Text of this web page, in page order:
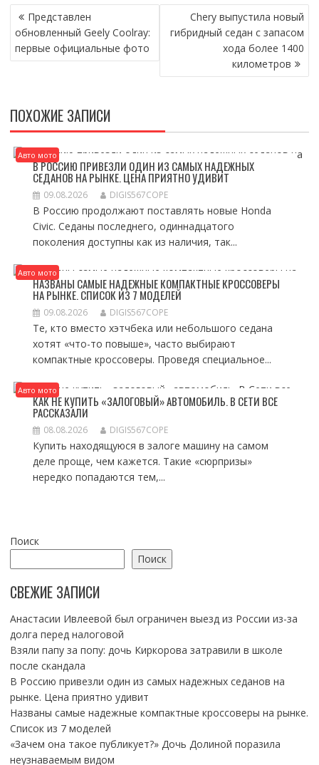
НАВИГАЦИЯ
ПО
ЗАПИСЯМ
Представлен
обновленный Geely Coolray:
первые официальные фото
Chery выпустила новый
гибридный седан с запасом
хода более 1400
километров
ПОХОЖИЕ ЗАПИСИ
Авто мото
В РОССИЮ ПРИВЕЗЛИ ОДИН ИЗ САМЫХ НАДЕЖНЫХ
СЕДАНОВ НА РЫНКЕ. ЦЕНА ПРИЯТНО УДИВИТ
09.08.2026 DIGIS567COPE
В Россию продолжают поставлять новые Honda
Civic. Седаны последнего, одиннадцатого
поколения доступны как из наличия, так...
Авто мото
НАЗВАНЫ САМЫЕ НАДЕЖНЫЕ КОМПАКТНЫЕ КРОССОВЕРЫ
НА РЫНКЕ. СПИСОК ИЗ 7 МОДЕЛЕЙ
09.08.2026 DIGIS567COPE
Те, кто вместо хэтчбека или небольшого седана
хотят «что-то повыше», часто выбирают
компактные кроссоверы. Проведя специальное...
Авто мото
КАК НЕ КУПИТЬ «ЗАЛОГОВЫЙ» АВТОМОБИЛЬ. В СЕТИ ВСЕ
РАССКАЗАЛИ
08.08.2026 DIGIS567COPE
Купить находящуюся в залоге машину на самом
деле проще, чем кажется. Такие «сюрпризы»
нередко попадаются тем,...
Поиск
Поиск
СВЕЖИЕ ЗАПИСИ
Анастасии Ивлеевой был ограничен выезд из России из-за
долга перед налоговой
Взяли папу за попу: дочь Киркорова затравили в школе
после скандала
В Россию привезли один из самых надежных седанов на
рынке. Цена приятно удивит
Названы самые надежные компактные кроссоверы на рынке.
Список из 7 моделей
«Зачем она такое публикует?» Дочь Долиной поразила
неузнаваемым видом